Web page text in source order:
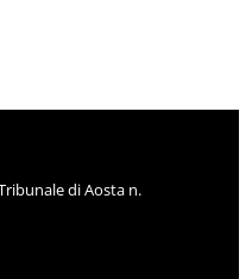
di Aosta n.